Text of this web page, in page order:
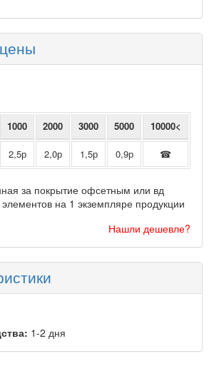
1000 2000 3000 5000 10000<
2,5р 2,0р 1,5р 0,9р ☎
за покрытие офсетным или вд
на 1 экземпляре продукции
Нашли дешевле?
1-2 дня